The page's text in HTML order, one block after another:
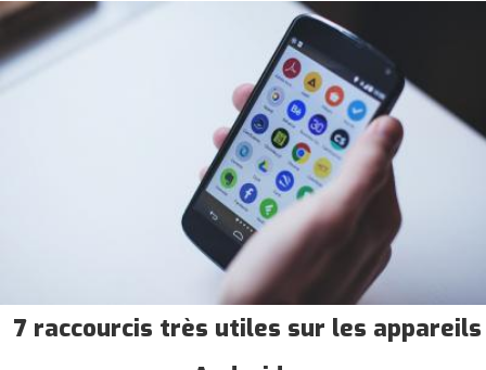
7 raccourcis très utiles sur les appareils